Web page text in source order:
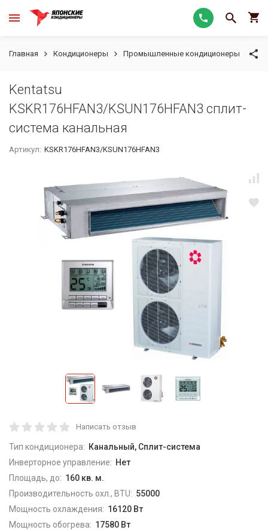
Главная Кондиционеры Промышленные кондиционеры
Kentatsu
KSKR176HFAN3/KSUN176HFAN3 сплит-
система канальная
Артикул: KSKR176HFAN3/KSUN176HFAN3
Написать отзыв
Тип кондиционера: Канальный, Сплит-система
Инверторное управление: Нет
Площадь, до: 160 кв. м.
Производительность охл., BTU: 55000
Мощность охлаждения: 16120 Вт
Мощность обогрева: 17580 Вт